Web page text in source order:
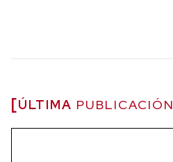
ÚLTIMA PUBLICACIÓN